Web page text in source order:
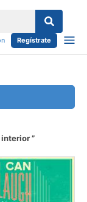
Regístrate